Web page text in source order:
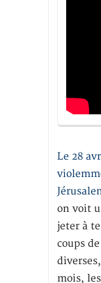
Le 28
on voit
jeter à
coups
mois,